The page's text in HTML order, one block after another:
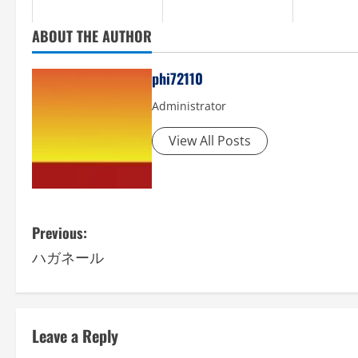
ABOUT THE AUTHOR
phi72110
Administrator
View All Posts
P
o
s
t
Previous:
ハガネール
Leave a Reply